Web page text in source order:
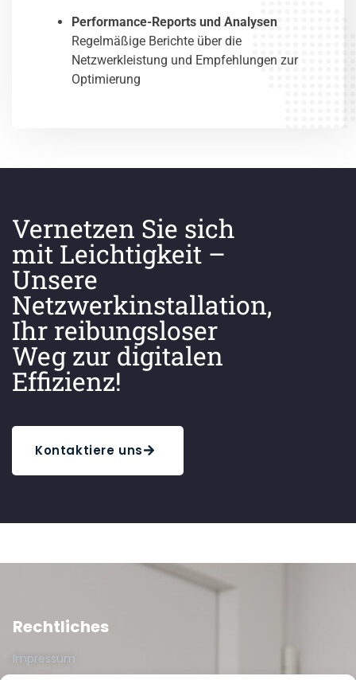
Performance-Reports und Analysen
Regelmäßige Berichte über die
Netzwerkleistung und Empfehlungen zur
Optimierung
Vernetzen Sie sich
mit Leichtigkeit –
Unsere
Netzwerkinstallation,
Ihr reibungsloser
Weg zur digitalen
Effizienz!
Kontaktiere uns
Rechtliches
Impressum